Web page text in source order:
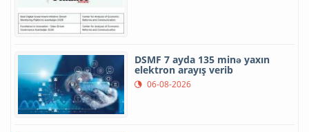
DSMF 7 ayda 135 minə yaxın
elektron arayış verib
06-08-2026